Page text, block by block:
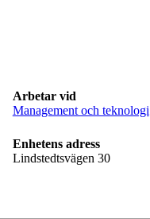
Arbetar vid
Management och teknologi
Enhetens adress
Lindstedtsvägen 30